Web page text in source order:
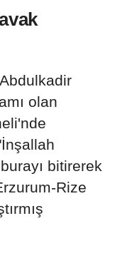
olan
bitirerek
Rize